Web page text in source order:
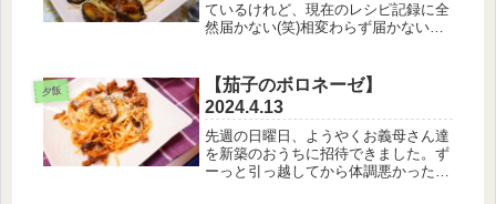
ているけれど、現在のレシピ記録に全
然届かない(笑)相変わらず届かない
ねぎのスープ明日、南房総の方へ県内
旅行に行くんですが、南房総まで行...
夕飯
【茄子のボロネーゼ】
2024.4.13
先週の日曜日、ようやくお義母さん達
を新築のおうちに招待できました。ず
ーっと引っ越してから体調悪かったり